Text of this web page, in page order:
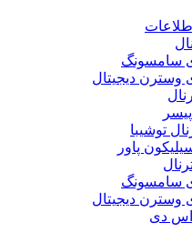
سامسونگ
دیجیتال
توشیبا
پاور
سامسونگ
دیجیتال
اس دی